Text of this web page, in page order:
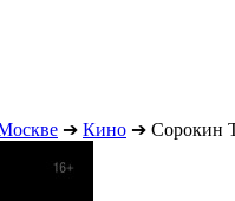
➔ Кино ➔ Сорокин